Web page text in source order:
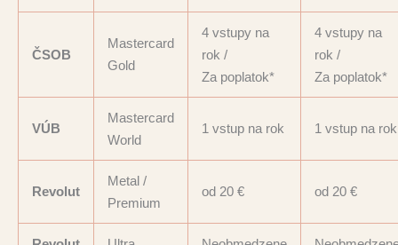
ČSOB
Mastercard
Gold
4 vstupy na
rok /
Za poplatok*
4 vstupy na
rok /
Za poplatok*
VÚB
Mastercard
World
1 vstup na rok 1 vstup na rok
Revolut
Metal /
Premium
od 20 € od 20 €